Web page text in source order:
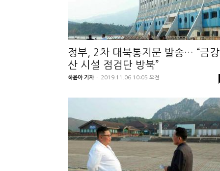
정부, 2차 대북통지문 발송… “금강
산 시설 점검단 방북”
하윤아 기자 - 2019.11.06 10:05 오전